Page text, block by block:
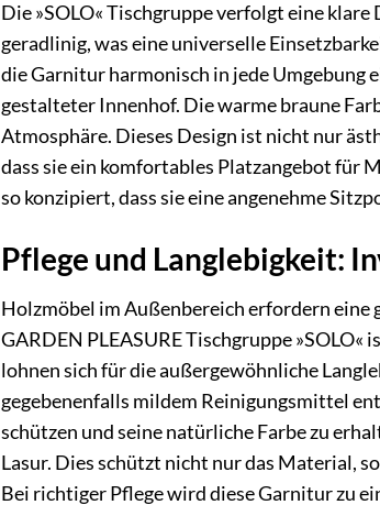
Die »SOLO« Tischgruppe verfolgt eine
geradlinig, was eine universelle
die Garnitur harmonisch in jede Umgebung
gestalteter Innenhof. Die warme braune
Atmosphäre. Dieses Design ist nicht nur
dass sie ein komfortables Platzangebot für
so konzipiert, dass sie eine angenehme
Pflege und Langlebigkeit:
Holzmöbel im Außenbereich erfordern eine
GARDEN PLEASURE Tischgruppe
lohnen sich für die außergewöhnliche
gegebenenfalls mildem Reinigungsmittel
schützen und seine natürliche Farbe zu
Lasur. Dies schützt nicht nur das Material,
Bei richtiger Pflege wird diese Garnitur zu